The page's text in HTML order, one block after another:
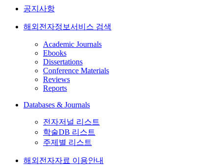
공지사항
해외전자정보서비스 검색
Academic Journals
Ebooks
Dissertations
Conference Materials
Reviews
Reports
Databases & Journals
전자저널 리스트
학술DB 리스트
주제별 리스트
해외전자자료 이용안내